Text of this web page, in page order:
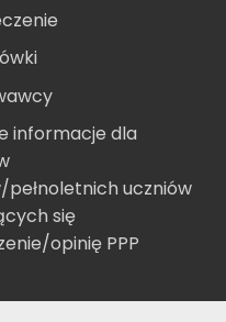
informacje dla
pełnoletnich uczniów
się
opinię PPP